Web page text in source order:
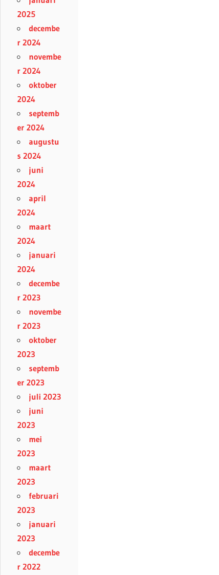
2025
decembe
r 2024
novembe
r 2024
oktober
2024
septemb
er 2024
augustu
s 2024
juni
2024
april
2024
maart
2024
januari
2024
decembe
r 2023
novembe
r 2023
oktober
2023
septemb
er 2023
juli 2023
juni
2023
mei
2023
maart
2023
februari
2023
januari
2023
decembe
r 2022